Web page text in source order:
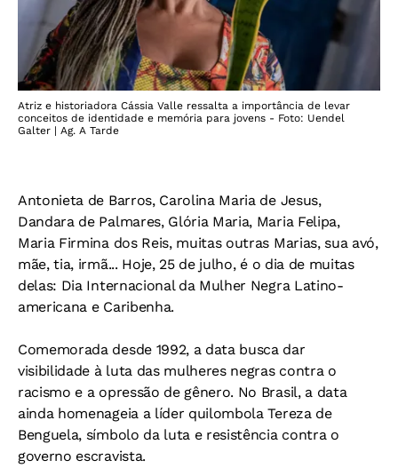
Atriz e historiadora Cássia Valle ressalta a importância de levar
conceitos de identidade e memória para jovens - Foto: Uendel
Galter | Ag. A Tarde
Antonieta de Barros, Carolina Maria de Jesus,
Dandara de Palmares, Glória Maria, Maria Felipa,
Maria Firmina dos Reis, muitas outras Marias, sua avó,
mãe, tia, irmã... Hoje, 25 de julho, é o dia de muitas
delas: Dia Internacional da Mulher Negra Latino-
americana e Caribenha.
Comemorada desde 1992, a data busca dar
visibilidade à luta das mulheres negras contra o
racismo e a opressão de gênero. No Brasil, a data
ainda homenageia a líder quilombola Tereza de
Benguela, símbolo da luta e resistência contra o
governo escravista.